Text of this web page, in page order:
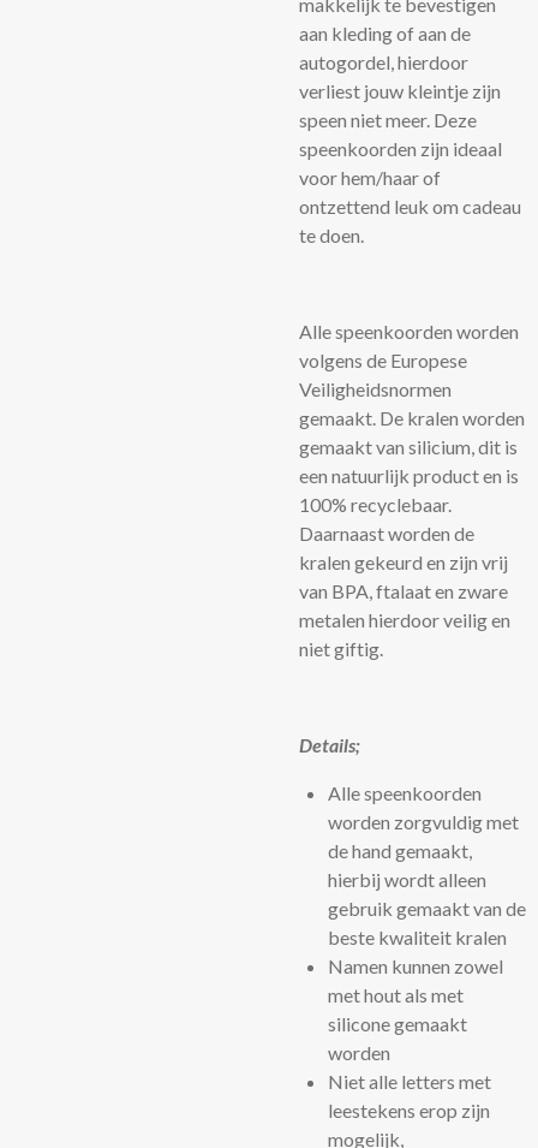
aan kleding of aan de
autogordel, hierdoor
verliest jouw kleintje zijn
speen niet meer. Deze
speenkoorden zijn ideaal
voor hem/haar of
ontzettend leuk om cadeau
te doen.
Alle speenkoorden worden
volgens de Europese
Veiligheidsnormen
gemaakt. De kralen worden
gemaakt van silicium, dit is
een natuurlijk product en is
100% recyclebaar.
Daarnaast worden de
kralen gekeurd en zijn vrij
van BPA, ftalaat en zware
metalen hierdoor veilig en
niet giftig.
Details;
Alle speenkoorden
worden zorgvuldig met
de hand gemaakt,
hierbij wordt alleen
gebruik gemaakt van de
beste kwaliteit kralen
Namen kunnen zowel
met hout als met
silicone gemaakt
worden
Niet alle letters met
leestekens erop zijn
mogelijk,